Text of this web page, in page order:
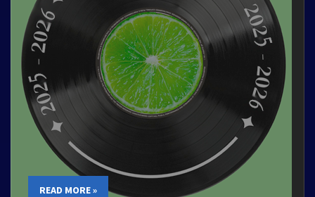
READ MORE »